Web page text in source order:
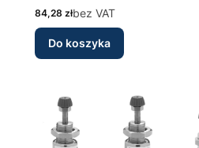
Cena
84,28 złbez VAT
Do koszyka